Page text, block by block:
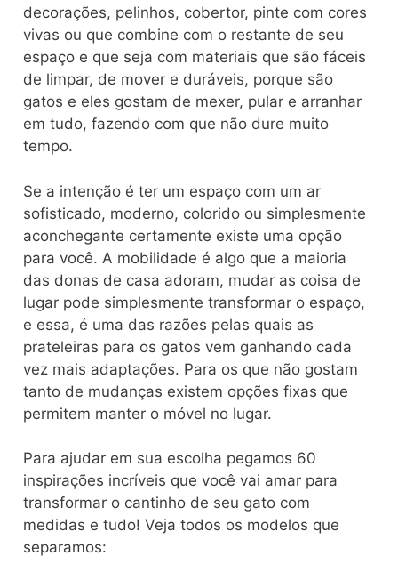
decorações, pelinhos, cobertor, pinte com cores
vivas ou que combine com o restante de seu
espaço e que seja com materiais que são fáceis
de limpar, de mover e duráveis, porque são
gatos e eles gostam de mexer, pular e arranhar
em tudo, fazendo com que não dure muito
tempo.
Se a intenção é ter um espaço com um ar
sofisticado, moderno, colorido ou simplesmente
aconchegante certamente existe uma opção
para você. A mobilidade é algo que a maioria
das donas de casa adoram, mudar as coisa de
lugar pode simplesmente transformar o espaço,
e essa, é uma das razões pelas quais as
prateleiras para os gatos vem ganhando cada
vez mais adaptações. Para os que não gostam
tanto de mudanças existem opções fixas que
permitem manter o móvel no lugar.
Para ajudar em sua escolha pegamos 60
inspirações incríveis que você vai amar para
transformar o cantinho de seu gato com
medidas e tudo! Veja todos os modelos que
separamos: